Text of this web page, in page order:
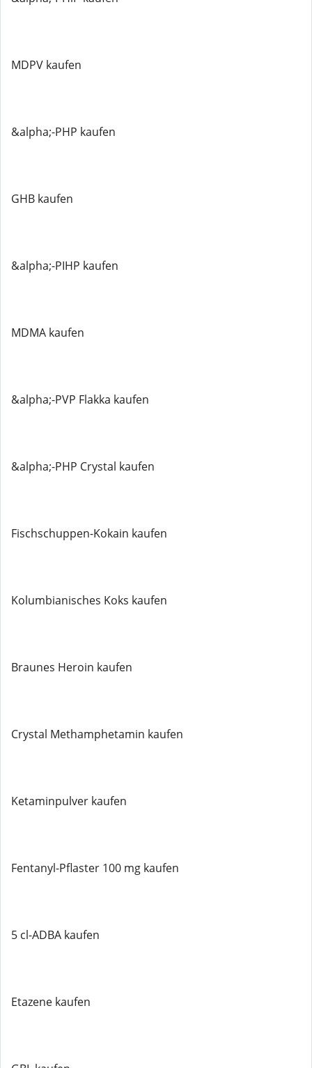
MDPV kaufen
&alpha;-PHP kaufen
GHB kaufen
&alpha;-PIHP kaufen
MDMA kaufen
&alpha;-PVP Flakka kaufen
&alpha;-PHP Crystal kaufen
Fischschuppen-Kokain kaufen
Kolumbianisches Koks kaufen
Braunes Heroin kaufen
Crystal Methamphetamin kaufen
Ketaminpulver kaufen
Fentanyl-Pflaster 100 mg kaufen
5 cl-ADBA kaufen
Etazene kaufen